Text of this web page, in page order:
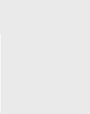
be seen at the